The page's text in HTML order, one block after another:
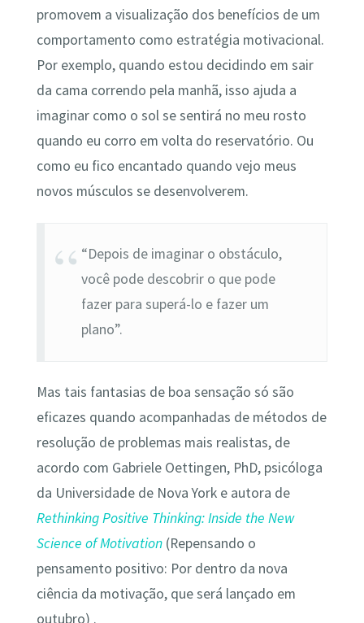
promovem a visualização dos benefícios de um
comportamento como estratégia motivacional.
Por exemplo, quando estou decidindo em sair
da cama correndo pela manhã, isso ajuda a
imaginar como o sol se sentirá no meu rosto
quando eu corro em volta do reservatório. Ou
como eu fico encantado quando vejo meus
novos músculos se desenvolverem.
“Depois de imaginar o obstáculo,
você pode descobrir o que pode
fazer para superá-lo e fazer um
plano”.
Mas tais fantasias de boa sensação só são
eficazes quando acompanhadas de métodos de
resolução de problemas mais realistas, de
acordo com Gabriele Oettingen, PhD, psicóloga
da Universidade de Nova York e autora de
Rethinking Positive Thinking: Inside the New
Science of Motivation(Repensando o
pensamento positivo: Por dentro da nova
ciência da motivação, que será lançado em
outubro) .